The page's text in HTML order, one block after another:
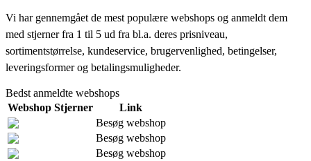
Vi har gennemgået de mest populære webshops og anmeldt dem
med stjerner fra 1 til 5 ud fra bl.a. deres prisniveau,
sortimentstørrelse, kundeservice, brugervenlighed, betingelser,
leveringsformer og betalingsmuligheder.
Bedst anmeldte webshops
Webshop Stjerner
Link
Besøg webshop
Besøg webshop
Besøg webshop